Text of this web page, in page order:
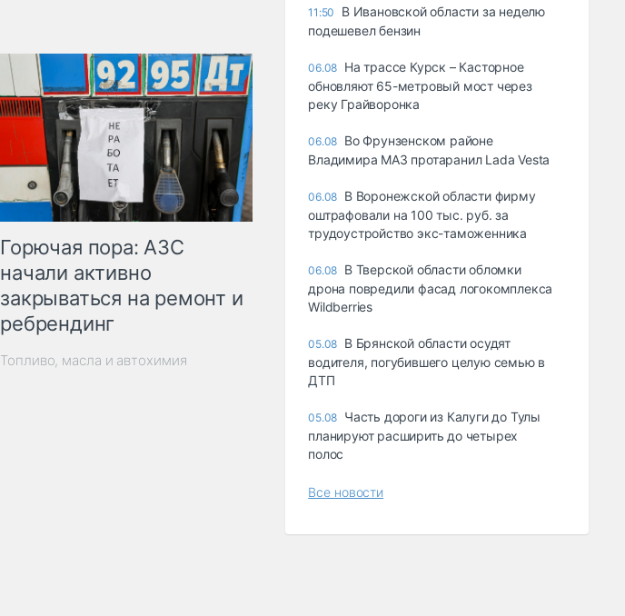
Горючая пора: АЗС
начали активно
закрываться на ремонт и
ребрендинг
Топливо, масла и автохимия
11:50
В Ивановской области за неделю
подешевел бензин
06.08 На трассе Курск – Касторное
обновляют 65-метровый мост через
реку Грайворонка
06.08 Во Фрунзенском районе
Владимира МАЗ протаранил Lada Vesta
06.08 В Воронежской области фирму
оштрафовали на 100 тыс. руб. за
трудоустройство экс-таможенника
06.08 В Тверской области обломки
дрона повредили фасад логокомплекса
Wildberries
05.08 В Брянской области осудят
водителя, погубившего целую семью в
ДТП
05.08 Часть дороги из Калуги до Тулы
планируют расширить до четырех
полос
Все новости